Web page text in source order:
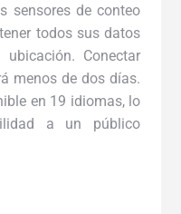
sensores de conteo
todos sus datos
Conectar
menos de dos días.
en 19 idiomas, lo
a un público